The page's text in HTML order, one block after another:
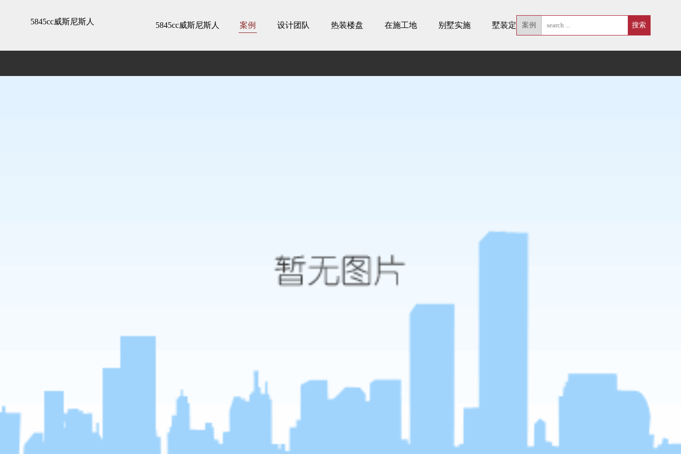
5845cc威斯尼斯人 5845cc威斯尼斯人 案例 设计团队 热装楼盘 在施工地 别墅实施 墅装定制案例